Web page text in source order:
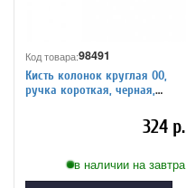
Код товара:98491
Кисть колонок круглая 00,
ручка короткая, черная,
324 р.
в наличии на завтра